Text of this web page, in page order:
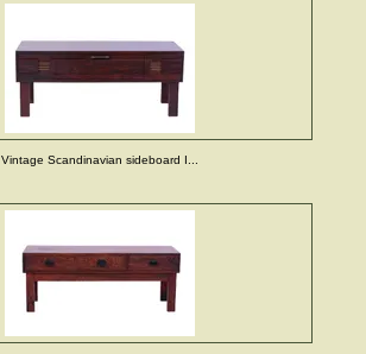
Vintage Scandinavian sideboard I...